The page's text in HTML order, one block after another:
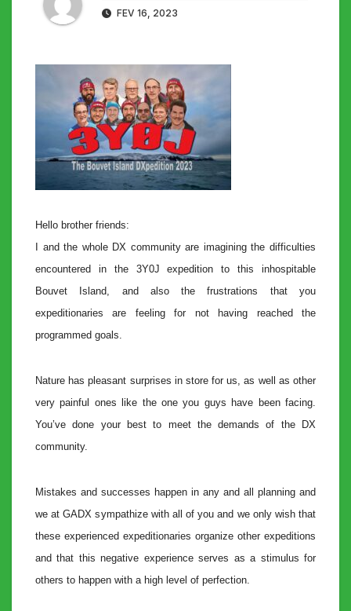
FEV 16, 2023
Hello brother friends:
I and the whole DX community are imagining the difficulties
encountered in the 3Y0J expedition to this inhospitable
Bouvet Island, and also the frustrations that you
expeditionaries are feeling for not having reached the
programmed goals.
Nature has pleasant surprises in store for us, as well as other
very painful ones like the one you guys have been facing.
You’ve done your best to meet the demands of the DX
community.
Mistakes and successes happen in any and all planning and
we at GADX sympathize with all of you and we only wish that
these experienced expeditionaries organize other expeditions
and that this negative experience serves as a stimulus for
others to happen with a high level of perfection.